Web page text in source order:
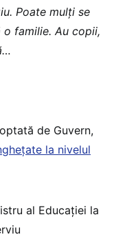
Poate mulți se
familie. Au copii,
de Guvern,
la nivelul
al Educației la